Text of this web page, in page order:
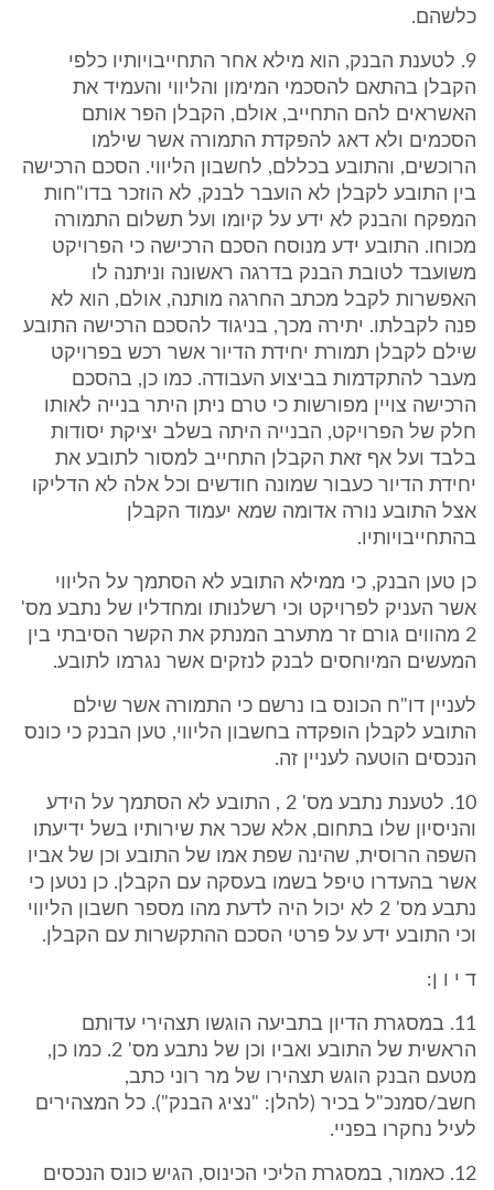
כלשהם.
9. לטענת הבנק, הוא מילא אחר התחייבויותיו כלפי
הקבלן בהתאם להסכמי המימון והליווי והעמיד את
האשראים להם התחייב, אולם, הקבלן הפר אותם
הסכמים ולא דאג להפקדת התמורה אשר שילמו
הרוכשים, והתובע בכללם, לחשבון הליווי. הסכם הרכישה
בין התובע לקבלן לא הועבר לבנק, לא הוזכר בדו"חות
המפקח והבנק לא ידע על קיומו ועל תשלום התמורה
מכוחו. התובע ידע מנוסח הסכם הרכישה כי הפרויקט
משועבד לטובת הבנק בדרגה ראשונה וניתנה לו
האפשרות לקבל מכתב החרגה מותנה, אולם, הוא לא
פנה לקבלתו. יתירה מכך, בניגוד להסכם הרכישה התובע
שילם לקבלן תמורת יחידת הדיור אשר רכש בפרויקט
מעבר להתקדמות בביצוע העבודה. כמו כן, בהסכם
הרכישה צויין מפורשות כי טרם ניתן היתר בנייה לאותו
חלק של הפרויקט, הבנייה היתה בשלב יציקת יסודות
בלבד ועל אף זאת הקבלן התחייב למסור לתובע את
יחידת הדיור כעבור שמונה חודשים וכל אלה לא הדליקו
אצל התובע נורה אדומה שמא יעמוד הקבלן
בהתחייבויותיו.
כן טען הבנק, כי ממילא התובע לא הסתמך על הליווי
אשר העניק לפרויקט וכי רשלנותו ומחדליו של נתבע מס'
2 מהווים גורם זר מתערב המנתק את הקשר הסיבתי בין
המעשים המיוחסים לבנק לנזקים אשר נגרמו לתובע.
לעניין דו"ח הכונס בו נרשם כי התמורה אשר שילם
התובע לקבלן הופקדה בחשבון הליווי, טען הבנק כי כונס
הנכסים הוטעה לעניין זה.
10. לטענת נתבע מס' 2 , התובע לא הסתמך על הידע
והניסיון שלו בתחום, אלא שכר את שירותיו בשל ידיעתו
השפה הרוסית, שהינה שפת אמו של התובע וכן של אביו
אשר בהעדרו טיפל בשמו בעסקה עם הקבלן. כן נטען כי
נתבע מס' 2 לא יכול היה לדעת מהו מספר חשבון הליווי
וכי התובע ידע על פרטי הסכם ההתקשרות עם הקבלן.
ד י ו ן:
11. במסגרת הדיון בתביעה הוגשו תצהירי עדותם
הראשית של התובע ואביו וכן של נתבע מס' 2. כמו כן,
מטעם הבנק הוגש תצהירו של מר רוני כתב,
חשב/סמנכ"ל בכיר (להלן: "נציג הבנק"). כל המצהירים
לעיל נחקרו בפניי.
12. כאמור, במסגרת הליכי הכינוס, הגיש כונס הנכסים